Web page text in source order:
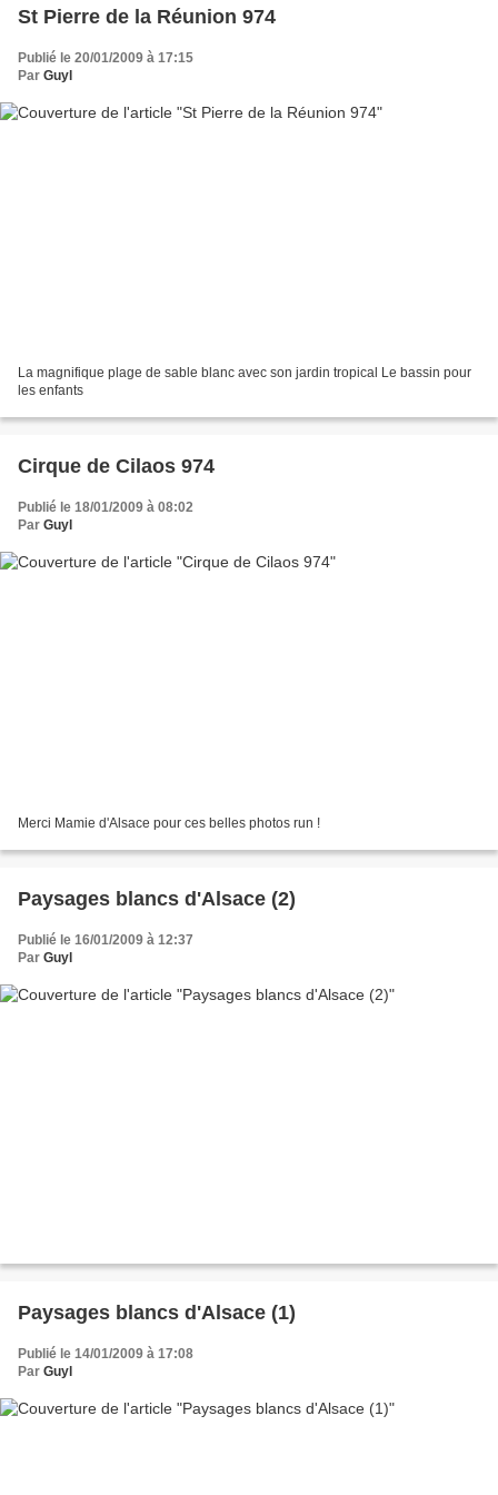
St Pierre de la Réunion 974
Publié le 20/01/2009 à 17:15
Par Guyl
La magnifique plage de sable blanc avec son jardin tropical Le bassin pour
les enfants
Cirque de Cilaos 974
Publié le 18/01/2009 à 08:02
Par Guyl
Merci Mamie d'Alsace pour ces belles photos run !
Paysages blancs d'Alsace (2)
Publié le 16/01/2009 à 12:37
Par Guyl
Paysages blancs d'Alsace (1)
Publié le 14/01/2009 à 17:08
Par Guyl